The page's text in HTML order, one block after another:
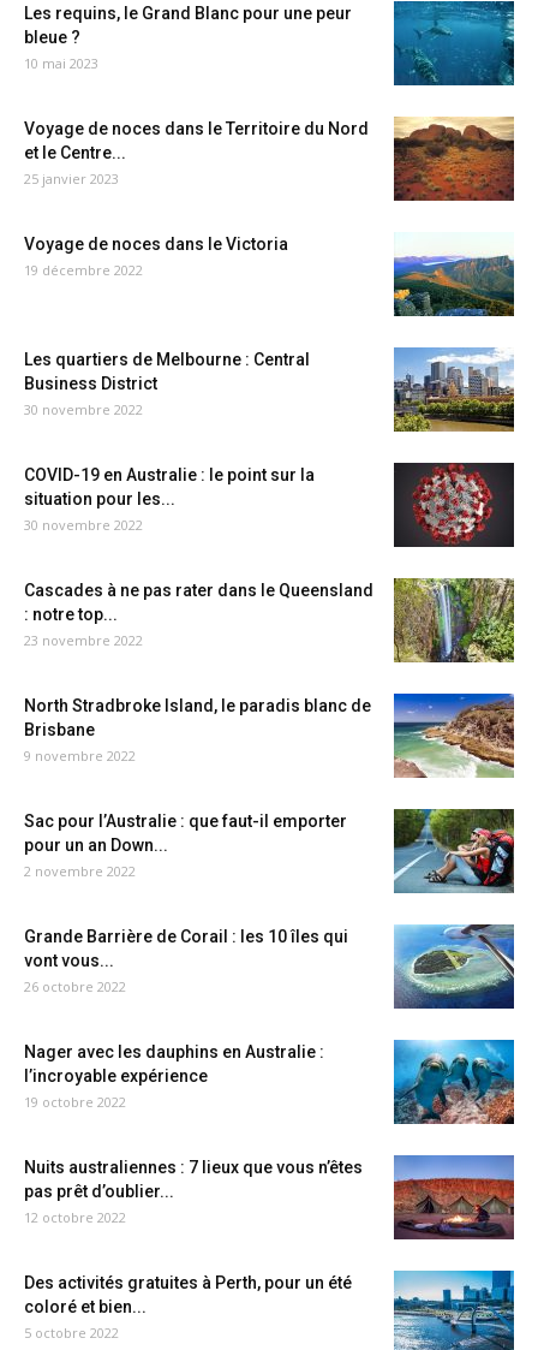
Les requins, le Grand Blanc pour une peur
bleue ?
10 mai 2023
Voyage de noces dans le Territoire du Nord
et le Centre...
25 janvier 2023
Voyage de noces dans le Victoria
19 décembre 2022
Les quartiers de Melbourne : Central
Business District
30 novembre 2022
COVID-19 en Australie : le point sur la
situation pour les...
30 novembre 2022
Cascades à ne pas rater dans le Queensland
: notre top...
23 novembre 2022
North Stradbroke Island, le paradis blanc de
Brisbane
9 novembre 2022
Sac pour l’Australie : que faut-il emporter
pour un an Down...
2 novembre 2022
Grande Barrière de Corail : les 10 îles qui
vont vous...
26 octobre 2022
Nager avec les dauphins en Australie :
l’incroyable expérience
19 octobre 2022
Nuits australiennes : 7 lieux que vous n’êtes
pas prêt d’oublier...
12 octobre 2022
Des activités gratuites à Perth, pour un été
coloré et bien...
5 octobre 2022